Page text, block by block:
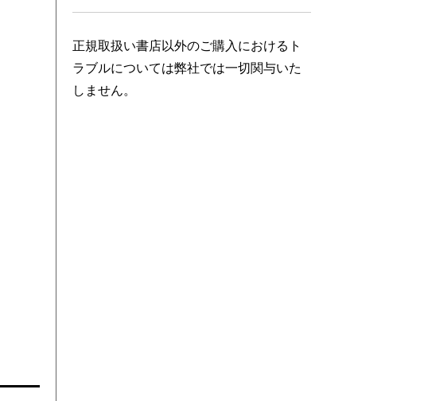
正規取扱い書店以外のご購入におけるト
ラブルについては弊社では一切関与いた
しません。